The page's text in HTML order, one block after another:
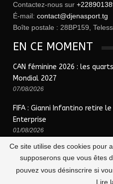
Contactez-nous sur
É-mail: contact@djenasport.tg
Boîte postale : 28BP159,
EN CE MOMENT
CAN féminine 2026 : les
Mondial 2027
07/08/2026
FIFA : Gianni Infantino retire
Enterprise
01/08/2026
© 2026 - Djena Sport | le sport
Ce site utilise des cookies pour
supposerons que vous êtes
pouvez vous désinscrire si
Lire